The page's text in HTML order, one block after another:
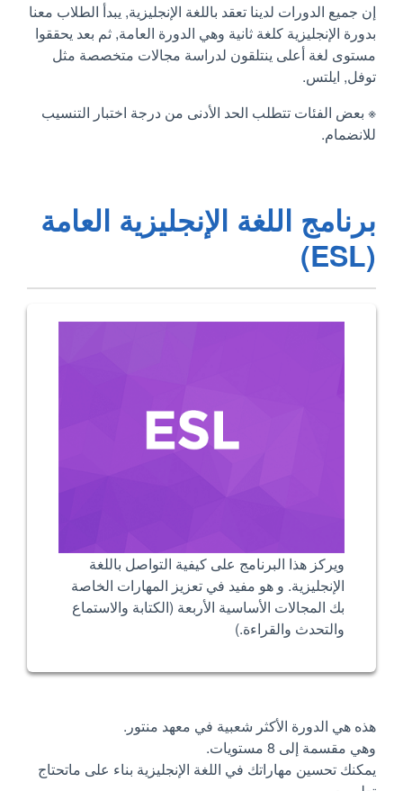
إن جميع الدورات لدينا تعقد باللغة الإنجليزية, يبدأ الطلاب معنا
بدورة الإنجليزية كلغة ثانية وهي الدورة العامة, ثم بعد يحققوا
مستوى لغة أعلى ينتلقون لدراسة مجالات متخصصة مثل
توفل, ايلتس.
※ بعض الفئات تتطلب الحد الأدنى من درجة اختبار التنسيب
للانضمام.
برنامج اللغة الإنجليزية العامة
(ESL)
ويركز هذا البرنامج على كيفية التواصل باللغة
الإنجليزية. و هو مفيد في تعزيز المهارات الخاصة
بك المجالات الأساسية الأربعة (الكتابة والاستماع
والتحدث والقراءة.)
هذه هي الدورة الأكثر شعبية في معهد منتور.
وهي مقسمة إلى 8 مستويات.
يمكنك تحسين مهاراتك في اللغة الإنجليزية بناء على ماتحتاج